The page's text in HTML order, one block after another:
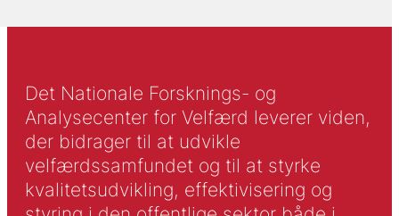
Det Nationale Forsknings- og
Analysecenter for Velfærd leverer viden,
der bidrager til at udvikle
velfærdssamfundet og til at styrke
kvalitetsudvikling, effektivisering og